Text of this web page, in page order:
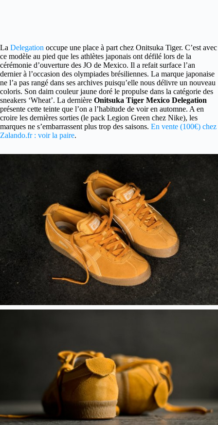
La Delegation occupe une place à part chez Onitsuka Tiger. C’est avec
ce modèle au pied que les athlètes japonais ont défilé lors de la
cérémonie d’ouverture des JO de Mexico. Il a refait surface l’an
dernier à l’occasion des olympiades brésiliennes. La marque japonaise
ne l’a pas rangé dans ses archives puisqu’elle nous délivre un nouveau
coloris. Son daim couleur jaune doré le propulse dans la catégorie des
sneakers ‘Wheat’. La dernière Onitsuka Tiger Mexico Delegation
présente cette teinte que l’on a l’habitude de voir en automne. A en
croire les dernières sorties (le pack Legion Green chez Nike), les
marques ne s’embarrassent plus trop des saisons. En vente (100€) chez
Zalando.fr : voir la paire.